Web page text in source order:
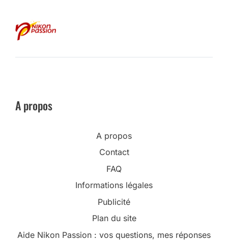
A propos
A propos
Contact
FAQ
Informations légales
Publicité
Plan du site
Aide Nikon Passion : vos questions, mes réponses